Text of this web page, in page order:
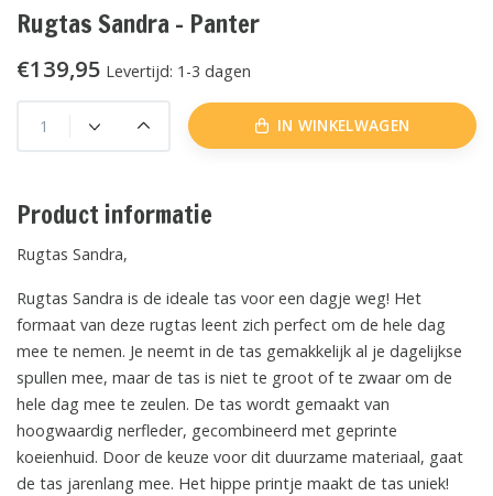
Rugtas Sandra - Panter
€139,95 Levertijd: 1-3 dagen
IN WINKELWAGEN
Product informatie
Rugtas Sandra,
Rugtas Sandra is de ideale tas voor een dagje weg! Het
formaat van deze rugtas leent zich perfect om de hele dag
mee te nemen. Je neemt in de tas gemakkelijk al je dagelijkse
spullen mee, maar de tas is niet te groot of te zwaar om de
hele dag mee te zeulen. De tas wordt gemaakt van
hoogwaardig nerfleder, gecombineerd met geprinte
koeienhuid. Door de keuze voor dit duurzame materiaal, gaat
de tas jarenlang mee. Het hippe printje maakt de tas uniek!